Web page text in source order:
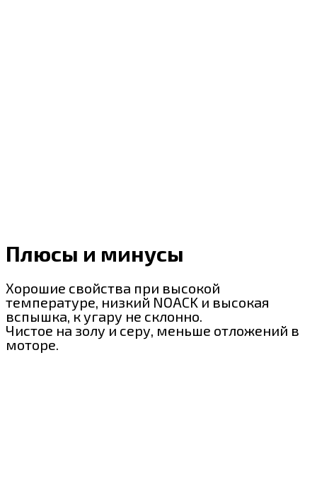
Плюсы и минусы
Хорошие свойства при высокой
температуре, низкий NOACK и высокая
вспышка, к угару не склонно.
Чистое на золу и серу, меньше отложений в
моторе.